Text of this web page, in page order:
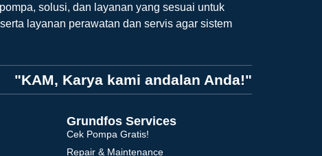
solusi, dan layanan yang sesuai untuk
layanan perawatan dan servis agar sistem
"KAM, Karya kami andalan Anda!"
Grundfos Services
Cek Pompa Gratis!
Repair & Maintenance